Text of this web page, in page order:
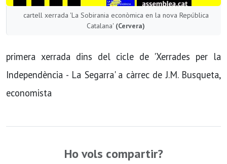
cartell xerrada 'La Sobirania econòmica en la nova República
Catalana' (Cervera)
primera xerrada dins del cicle de 'Xerrades per la
Independència - La Segarra' a càrrec de J.M. Busqueta,
economista
Ho vols compartir?